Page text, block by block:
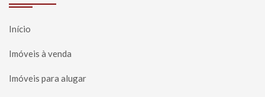
Início
Imóveis à venda
Imóveis para alugar